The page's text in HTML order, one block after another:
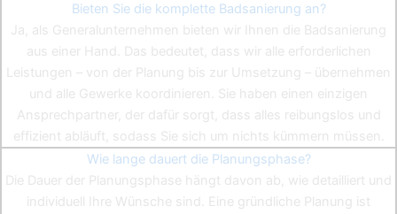
Bieten Sie die komplette Badsanierung an?
Ja, als Generalunternehmen bieten wir Ihnen die Badsanierung
aus einer Hand. Das bedeutet, dass wir alle erforderlichen
Leistungen – von der Planung bis zur Umsetzung – übernehmen
und alle Gewerke koordinieren. Sie haben einen einzigen
Ansprechpartner, der dafür sorgt, dass alles reibungslos und
effizient abläuft, sodass Sie sich um nichts kümmern müssen.
Wie lange dauert die Planungsphase?
Die Dauer der Planungsphase hängt davon ab, wie detailliert und
individuell Ihre Wünsche sind. Eine gründliche Planung ist